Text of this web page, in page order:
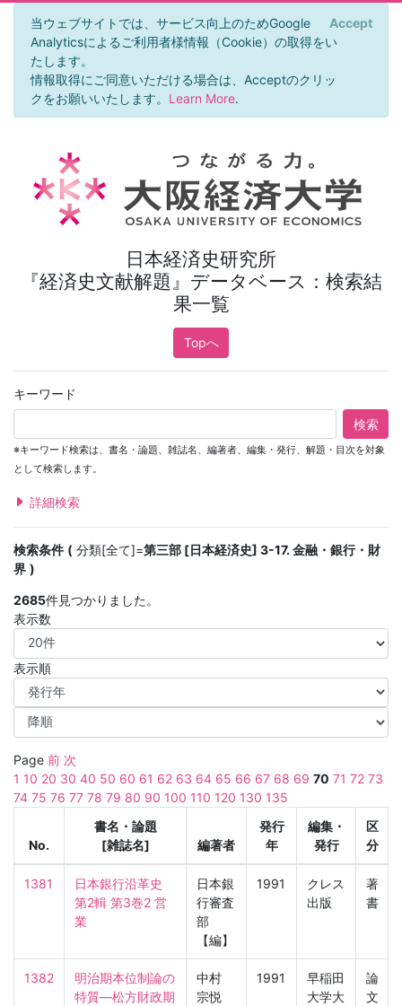
当ウェブサイトでは、サービス向上のためGoogle
Analyticsによるご利用者様情報（Cookie）の取得をい
たします。
情報取得にご同意いただける場合は、Acceptのクリッ
クをお願いいたします。 Learn More.
Accept
日本経済史研究所
『経済史文献解題』データベース：検索結
果一覧
Topへ
キーワード
検索
※キーワード検索は、書名・論題、雑誌名、編著者、編集・発行、解題・目次を対象
として検索します。
詳細検索
検索条件 分類[全て]=第三部 [日本経済史] 3-17. 金融・銀行・財
界
2685件見つかりました。
表示数
表示順
Page 前 次
1 10 20 30 40 50 60 61 62 63 64 65 66 67 68 69 70 71 72 73
74 75 76 77 78 79 80 90 100 110 120 130 135
No.
書名・論題
[雑誌名]
編著者
発行
年
編集・
発行
区
分
1381
日本銀行沿革史
第2輯 第3巻2 営
業
日本銀
行審査
部
【編】
1991
クレス
出版
著
書
1382
明治期本位制論の
特質—松方財政期
中村
宗悦
1991
早稲田
大学大
論
文
×